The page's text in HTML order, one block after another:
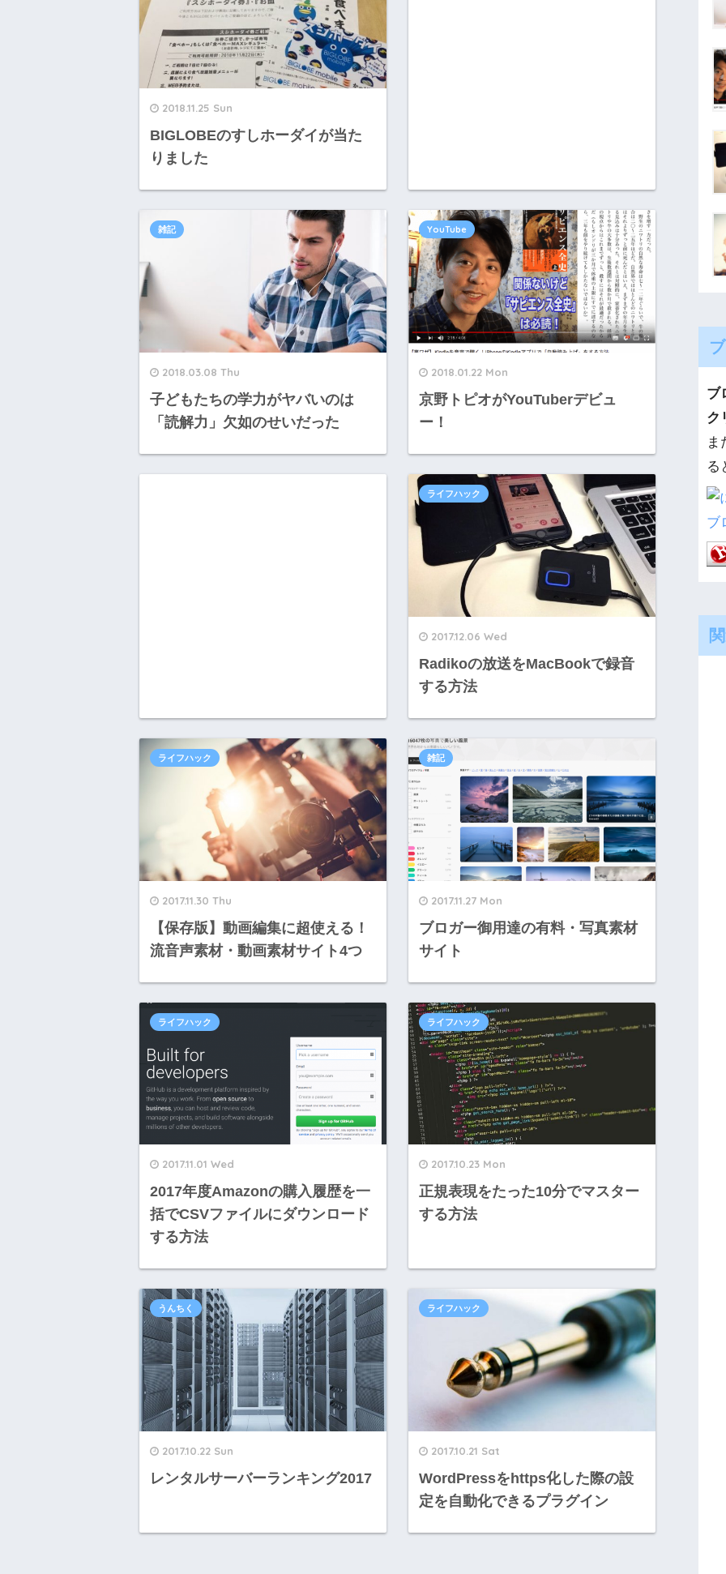
2018.11.25 Sun
BIGLOBEのすしホーダイが当た
りました
2018.03.08 Thu
子どもたちの学力がヤバいのは
「読解力」欠如のせいだった
雑記
2018.01.22 Mon
京野トピオがYouTuberデビュ
ー！
YouTube
2017.12.06 Wed
Radikoの放送をMacBookで録音
する方法
ライフハック
2017.11.30 Thu
【保存版】動画編集に超使える！
流音声素材・動画素材サイト4つ
ライフハック
2017.11.27 Mon
ブロガー御用達の有料・写真素材
サイト
雑記
2017.11.01 Wed
2017年度Amazonの購入履歴を一
括でCSVファイルにダウンロード
する方法
ライフハック
2017.10.23 Mon
正規表現をたった10分でマスター
する方法
ライフハック
2017.10.22 Sun
レンタルサーバーランキング2017
うんちく
2017.10.21 Sat
WordPressをhttps化した際の設
定を自動化できるプラグイン
ライフハック
ブ
ク
ま
る